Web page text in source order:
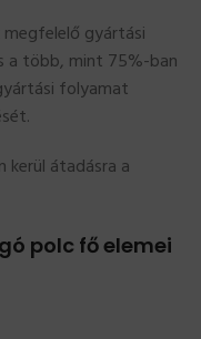
gyártási
a több, mint 75%-ban
folyamat
kerül átadásra a
polc fő elemei